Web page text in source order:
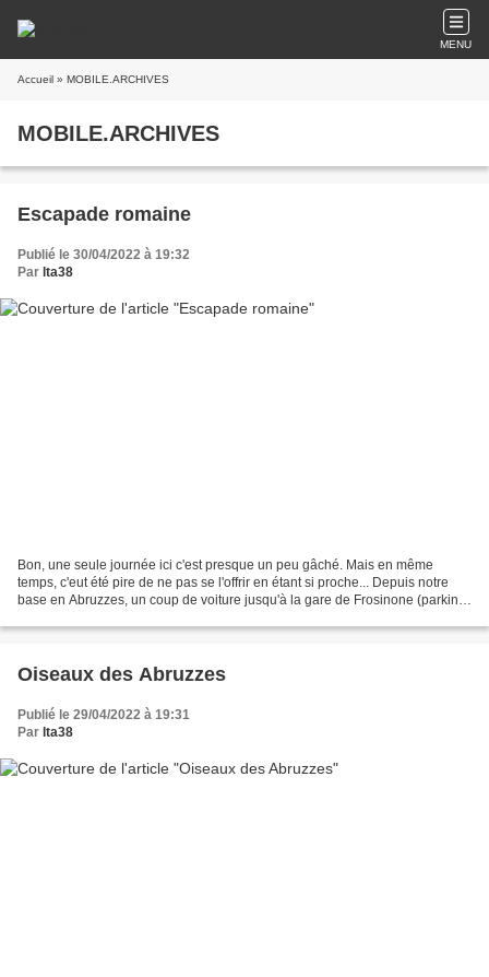
MENU
Accueil » MOBILE.ARCHIVES
MOBILE.ARCHIVES
Escapade romaine
Publié le 30/04/2022 à 19:32
Par lta38
Bon, une seule journée ici c'est presque un peu gâché. Mais en même
temps, c'eut été pire de ne pas se l'offrir en étant si proche... Depuis notre
base en Abruzzes, un coup de voiture jusqu'à la gare de Frosinone (parking
Oiseaux des Abruzzes
Publié le 29/04/2022 à 19:31
Par lta38